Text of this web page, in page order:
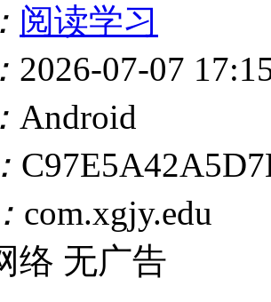
阅读学习
2026-07-07
Android
com.xgjy.edu
络 无广告